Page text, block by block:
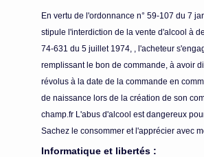
En vertu de l'ordonnance n° 59-107 du 7
stipule l'interdiction de la vente d'alcool à
74-631 du 5 juillet 1974, , l'acheteur
remplissant le bon de commande, à avoir
révolus à la date de la commande en
de naissance lors de la création de son
champ.fr L'abus d'alcool est dangereux
Sachez le consommer et l'apprécier avec
Informatique et libertés :